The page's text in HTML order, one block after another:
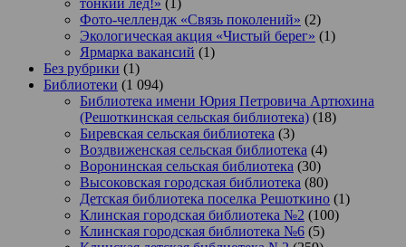
Фото-челлендж «Связь поколений» (2)
Экологическая акция «Чистый берег» (1)
Ярмарка вакансий (1)
Без рубрики (1)
Библиотеки (1 094)
Библиотека имени Юрия Петровича Артюхина
(Решоткинская сельская библиотека) (18)
Биревская сельская библиотека (3)
Воздвиженская сельская библиотека (4)
Воронинская сельская библиотека (30)
Высоковская городская библиотека (80)
Детская библиотека поселка Решоткино (1)
Клинская городская библиотека №2 (100)
Клинская городская библиотека №6 (5)